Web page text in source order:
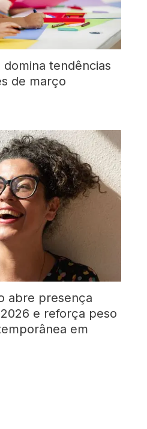
tendências
de março
abre presença
e reforça peso
em